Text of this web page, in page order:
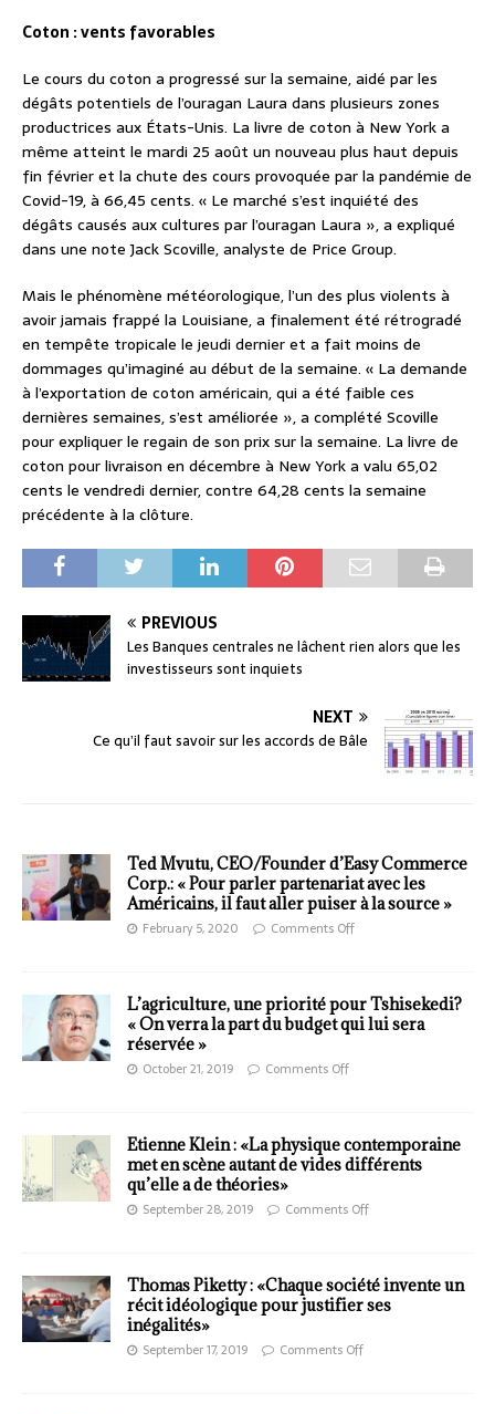
Coton : vents favorables
Le cours du coton a progressé sur la semaine, aidé par les
dégâts potentiels de l’ouragan Laura dans plusieurs zones
productrices aux États-Unis. La livre de coton à New York a
même atteint le mardi 25 août un nouveau plus haut depuis
fin février et la chute des cours provoquée par la pandémie de
Covid-19, à 66,45 cents. « Le marché s’est inquiété des
dégâts causés aux cultures par l’ouragan Laura », a expliqué
dans une note Jack Scoville, analyste de Price Group.
Mais le phénomène météorologique, l’un des plus violents à
avoir jamais frappé la Louisiane, a finalement été rétrogradé
en tempête tropicale le jeudi dernier et a fait moins de
dommages qu’imaginé au début de la semaine. « La demande
à l’exportation de coton américain, qui a été faible ces
dernières semaines, s’est améliorée », a complété Scoville
pour expliquer le regain de son prix sur la semaine. La livre de
coton pour livraison en décembre à New York a valu 65,02
cents le vendredi dernier, contre 64,28 cents la semaine
précédente à la clôture.
PREVIOUS
Les Banques centrales ne lâchent rien alors que les
investisseurs sont inquiets
NEXT
Ce qu’il faut savoir sur les accords de Bâle
Ted Mvutu, CEO/Founder d’Easy Commerce
Corp.: « Pour parler partenariat avec les
Américains, il faut aller puiser à la source »
February 5, 2020 Comments Off
L’agriculture, une priorité pour Tshisekedi?
« On verra la part du budget qui lui sera
réservée »
October 21, 2019 Comments Off
Etienne Klein : «La physique contemporaine
met en scène autant de vides différents
qu’elle a de théories»
September 28, 2019 Comments Off
Thomas Piketty : «Chaque société invente un
récit idéologique pour justifier ses
inégalités»
September 17, 2019 Comments Off